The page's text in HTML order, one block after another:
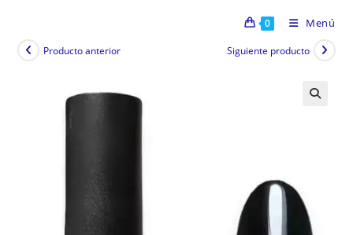
0 Menú
Producto anterior Siguiente producto